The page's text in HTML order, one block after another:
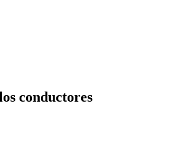
conductores